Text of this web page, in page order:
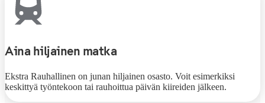
Aina hiljainen matka
Ekstra Rauhallinen on junan hiljainen osasto. Voit esimerkiksi
keskittyä työntekoon tai rauhoittua päivän kiireiden jälkeen.